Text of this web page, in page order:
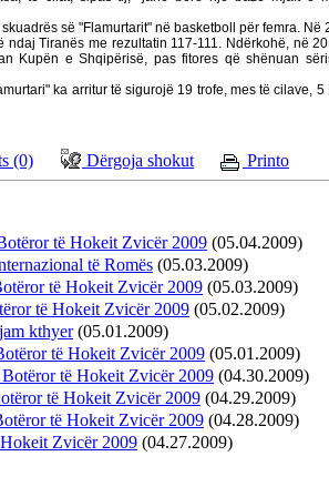
së "Flamurtarit" në basketboll për femra. Në
Tiranës me rezultatin 117-111. Ndërkohë, në
Kupën e Shqipërisë, pas fitores që shënuan
ka arritur të sigurojë 19 trofe, mes të cilave, 5
(0) Dërgoja shokut Printo
të Hokeit Zvicër 2009 (05.04.2009)
të Romës (05.03.2009)
të Hokeit Zvicër 2009 (05.03.2009)
të Hokeit Zvicër 2009 (05.02.2009)
kthyer (05.01.2009)
të Hokeit Zvicër 2009 (05.01.2009)
Botëror të Hokeit Zvicër 2009 (04.30.2009)
të Hokeit Zvicër 2009 (04.29.2009)
të Hokeit Zvicër 2009 (04.28.2009)
Zvicër 2009 (04.27.2009)